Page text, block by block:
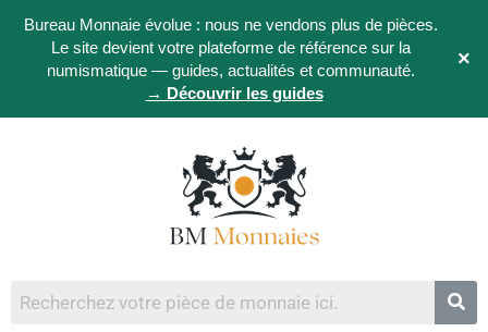
Bureau Monnaie évolue : nous ne vendons plus de pièces.
Le site devient votre plateforme de référence sur la
numismatique — guides, actualités et communauté.
→ Découvrir les guides
×